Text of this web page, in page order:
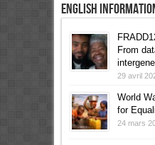
English
From
29 avril
World
for
24 mars